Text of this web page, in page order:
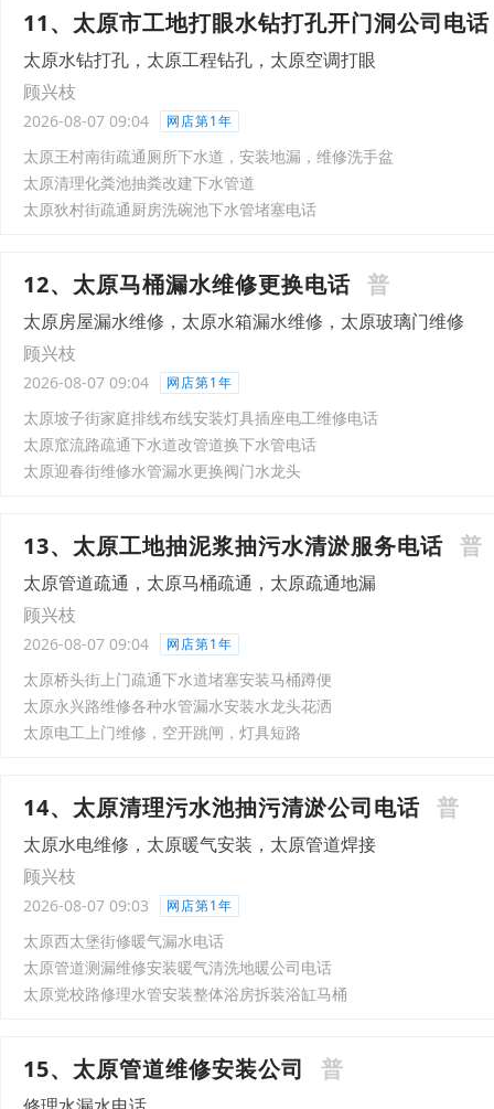
11、太原市工地打眼水钻打孔开门洞公司电话
太原水钻打孔，太原工程钻孔，太原空调打眼
顾兴枝
2026-08-07 09:04 网店第1年
太原王村南街疏通厕所下水道，安装地漏，维修洗手盆
太原清理化粪池抽粪改建下水管道
太原狄村街疏通厨房洗碗池下水管堵塞电话
12、太原马桶漏水维修更换电话 普
太原房屋漏水维修，太原水箱漏水维修，太原玻璃门维修
顾兴枝
2026-08-07 09:04 网店第1年
太原坡子街家庭排线布线安装灯具插座电工维修电话
太原窊流路疏通下水道改管道换下水管电话
太原迎春街维修水管漏水更换阀门水龙头
13、太原工地抽泥浆抽污水清淤服务电话 普
太原管道疏通，太原马桶疏通，太原疏通地漏
顾兴枝
2026-08-07 09:04 网店第1年
太原桥头街上门疏通下水道堵塞安装马桶蹲便
太原永兴路维修各种水管漏水安装水龙头花洒
太原电工上门维修，空开跳闸，灯具短路
14、太原清理污水池抽污清淤公司电话 普
太原水电维修，太原暖气安装，太原管道焊接
顾兴枝
2026-08-07 09:03 网店第1年
太原西太堡街修暖气漏水电话
太原管道测漏维修安装暖气清洗地暖公司电话
太原党校路修理水管安装整体浴房拆装浴缸马桶
15、太原管道维修安装公司 普